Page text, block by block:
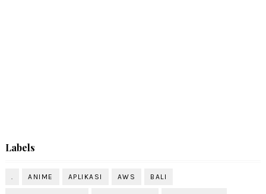
Labels
ANIME APLIKASI AWS BALI